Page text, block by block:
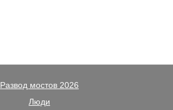
Развод мостов 2026
Люди